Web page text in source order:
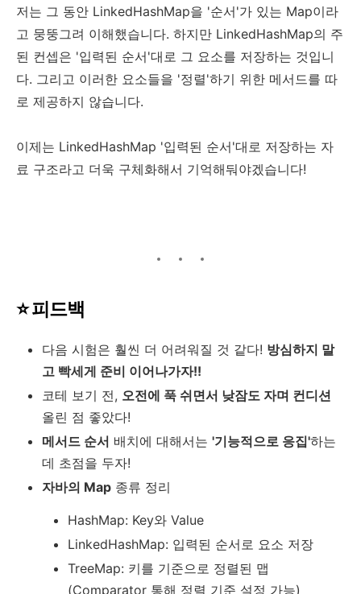
저는 그 동안 LinkedHashMap을 '순서'가 있는 Map이라
고 뭉뚱그려 이해했습니다. 하지만 LinkedHashMap의 주
된 컨셉은 '입력된 순서'대로 그 요소를 저장하는 것입니
다. 그리고 이러한 요소들을 '정렬'하기 위한 메서드를 따
로 제공하지 않습니다.
이제는 LinkedHashMap '입력된 순서'대로 저장하는 자
료 구조라고 더욱 구체화해서 기억해둬야겠습니다!
⭐️ 피드백
다음 시험은 훨씬 더 어려워질 것 같다! 방심하지 말
고 빡세게 준비 이어나가자!!
코테 보기 전, 오전에 푹 쉬면서 낮잠도 자며 컨디션
올린 점 좋았다!
메서드 순서 배치에 대해서는 '기능적으로 응집'하는
데 초점을 두자!
자바의 Map 종류 정리
HashMap: Key와 Value
LinkedHashMap: 입력된 순서로 요소 저장
TreeMap: 키를 기준으로 정렬된 맵
(Comparator 통해 정렬 기준 설정 가능)